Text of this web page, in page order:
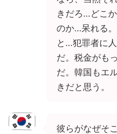
きだろ…どこ
のか…呆れる
と…犯罪者に
だ。税金がも
だ。韓国もエ
きだと思う。
彼らがなぜそ